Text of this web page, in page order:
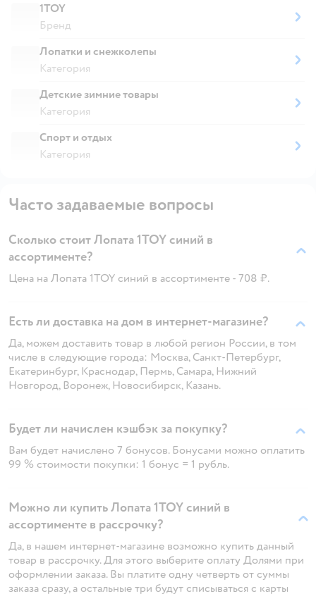
1TOY
Бренд
Лопатки и снежколепы
Категория
Детские зимние товары
Категория
Спорт и отдых
Категория
Часто задаваемые вопросы
Сколько стоит Лопата 1TOY синий в
ассортименте?
Цена на Лопата 1TOY синий в ассортименте - 708 ₽.
Есть ли доставка на дом в интернет-магазине?
Да, можем доставить товар в любой регион России, в том
числе в следующие города: Москва, Санкт-Петербург,
Екатеринбург, Краснодар, Пермь, Самара, Нижний
Новгород, Воронеж, Новосибирск, Казань.
Будет ли начислен кэшбэк за покупку?
Вам будет начислено 7 бонусов. Бонусами можно оплатить
99 % стоимости покупки: 1 бонус = 1 рубль.
Можно ли купить Лопата 1TOY синий в
ассортименте в рассрочку?
Да, в нашем интернет-магазине возможно купить данный
товар в рассрочку. Для этого выберите оплату Долями при
оформлении заказа. Вы платите одну четверть от суммы
заказа сразу, а остальные три будут списываться с карты